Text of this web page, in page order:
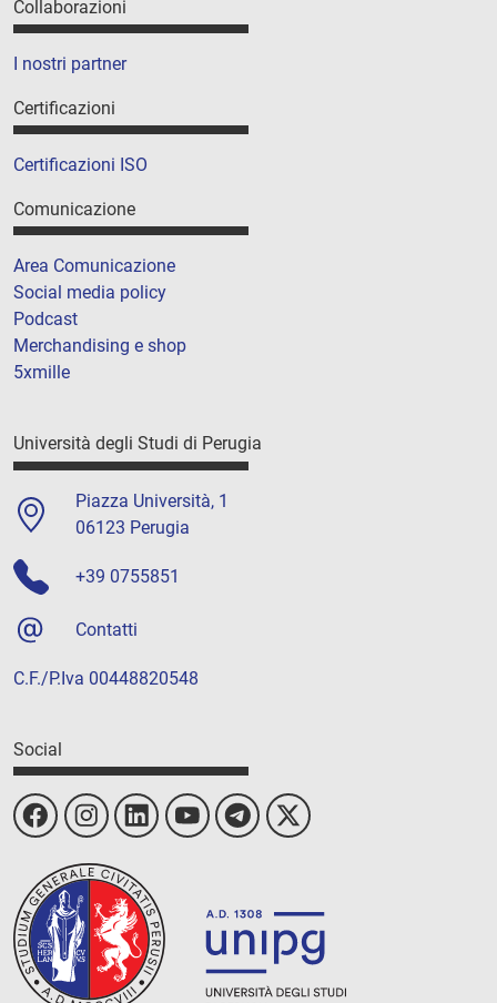
Collaborazioni
I nostri partner
Certificazioni
Certificazioni ISO
Comunicazione
Area Comunicazione
Social media policy
Podcast
Merchandising e shop
5xmille
Università degli Studi di Perugia
Piazza Università, 1
06123 Perugia
+39 0755851
Contatti
C.F./P.Iva 00448820548
Social